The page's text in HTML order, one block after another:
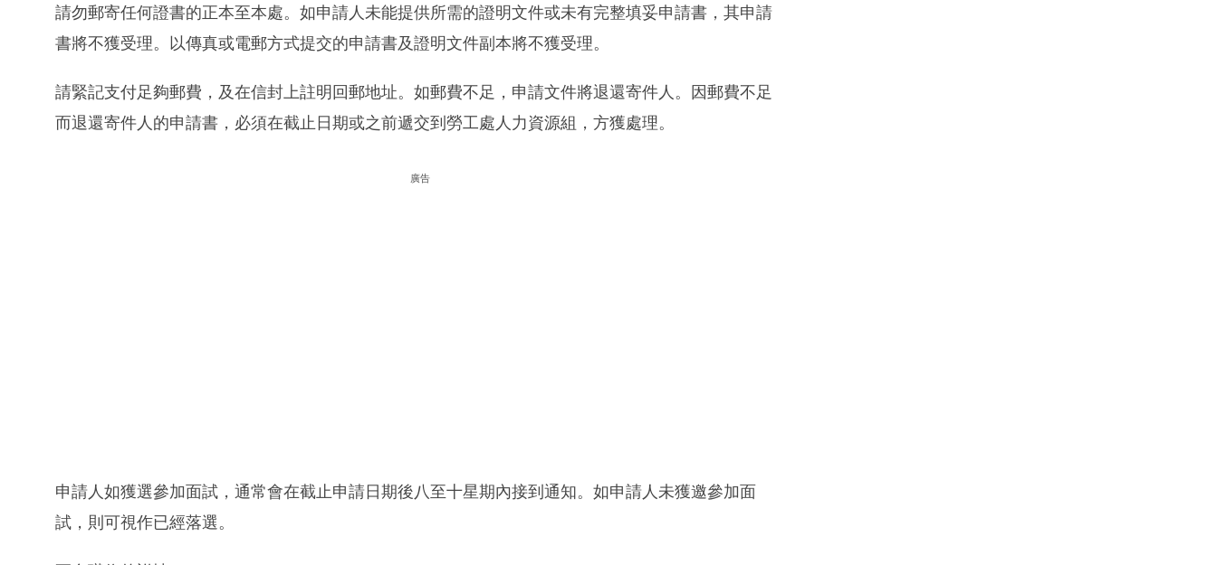
請勿郵寄任何證書的正本至本處。如申請人未能提供所需的證明文件或未有完整填妥申請書，其申請
書將不獲受理。以傳真或電郵方式提交的申請書及證明文件副本將不獲受理。
請緊記支付足夠郵費，及在信封上註明回郵地址。如郵費不足，申請文件將退還寄件人。因郵費不足
而退還寄件人的申請書，必須在截止日期或之前遞交到勞工處人力資源組，方獲處理。
廣告
申請人如獲選參加面試，通常會在截止申請日期後八至十星期內接到通知。如申請人未獲邀參加面
試，則可視作已經落選。